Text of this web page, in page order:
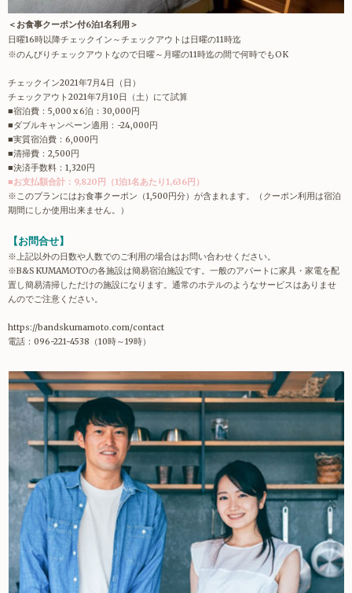
＜ お食事クーポン付6泊1名利用＞
日曜16時以降チェックイン～チェックアウトは日曜の11時迄
※のんびりチェックアウトなので日曜～月曜の11時迄の間で何時でもOK
チェックイン2021年7月4日（日）
チェックアウト2021年7月10日（土）にて試算
■宿泊費：5,000 x 6泊：30,000円
■ダブルキャンペーン適用：-24,000円
■実質宿泊費：6,000円
■清掃費：2,500円
■決済手数料：1,320円
■お支払額合計：9,820円（1泊1名あたり1,636円）
※このプランにはお食事クーポン（1,500円分）が含まれます。（クーポン利用は宿泊
期間にしか使用出来ません。）
【お問合せ】
※上記以外の日数や人数でのご利用の場合はお問い合わせください。
※B&S KUMAMOTOの各施設は簡易宿泊施設です。一般のアパートに家具・家電を配
置し簡易清掃しただけの施設になります。通常のホテルのようなサービスはありませ
んのでご注意ください。
https://bandskumamoto.com/contact
電話：096-221-4538（10時～19時）